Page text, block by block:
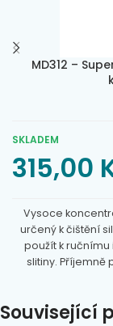
MD312 –
SKLADEM
315,00
Vysoce
určený k čištění
použít k
slitiny. Příjemně
plochu, omyjte
Související